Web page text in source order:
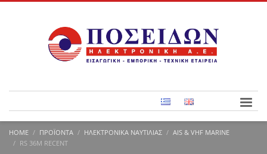
HOME ΠΡΟΪΌΝΤΑ ΗΛΕΚΤΡΟΝΙΚΆ ΝΑΥΤΙΛΊΑΣ
AIS & VHF MARINE
RS 36M RECENT